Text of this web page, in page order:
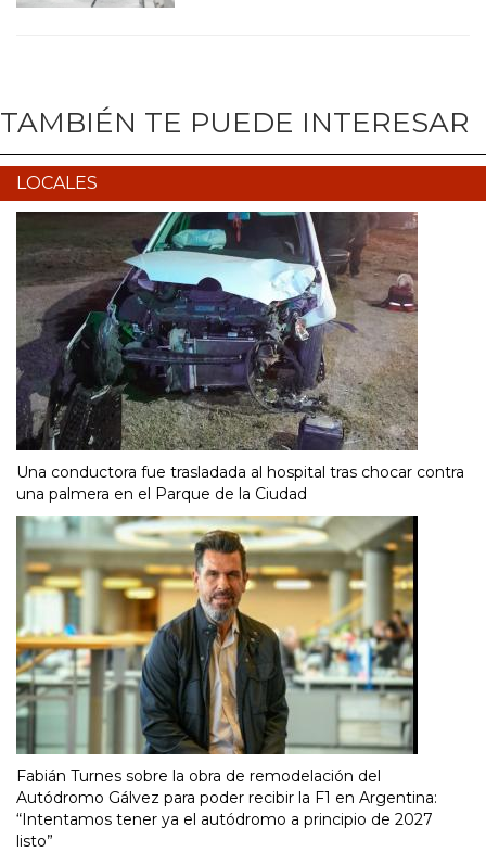
TAMBIÉN TE PUEDE INTERESAR
LOCALES
Una conductora fue trasladada al hospital tras chocar contra
una palmera en el Parque de la Ciudad
Fabián Turnes sobre la obra de remodelación del
Autódromo Gálvez para poder recibir la F1 en Argentina:
“Intentamos tener ya el autódromo a principio de 2027
listo”